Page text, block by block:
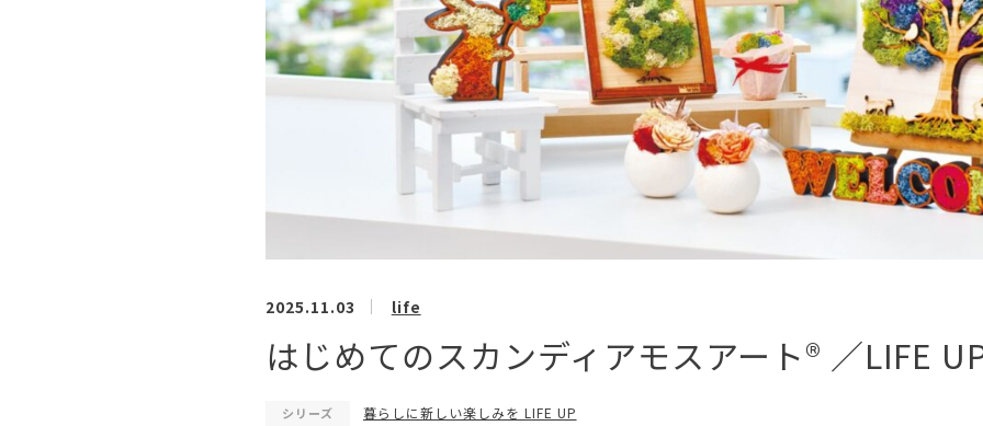
2025.11.03 life
はじめてのスカンディアモスアート® ／LIFE
シリーズ 暮らしに新しい楽しみを LIFE UP